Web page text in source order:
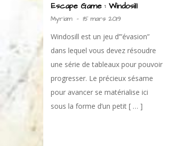
Escape Game : Windosill
Myriam - 15 mars 2019
Windosill est un jeu d’”évasion”
dans lequel vous devez résoudre
une série de tableaux pour pouvoir
progresser. Le précieux sésame
pour avancer se matérialise ici
sous la forme d’un petit [ … ]